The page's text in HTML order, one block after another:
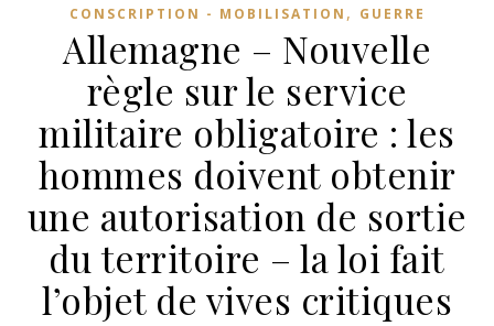
CONSCRIPTION - MOBILISATION , GUERRE
Allemagne – Nouvelle
règle sur le service
militaire obligatoire : les
hommes doivent obtenir
une autorisation de sortie
du territoire – la loi fait
l’objet de vives critiques